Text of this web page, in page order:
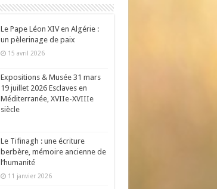
Le Pape Léon XIV en Algérie :
un pèlerinage de paix
15 avril 2026
Expositions & Musée 31 mars
19 juillet 2026 Esclaves en
Méditerranée, XVIIe-XVIIIe
siècle
Le Tifinagh : une écriture
berbère, mémoire ancienne de
l’humanité
11 janvier 2026